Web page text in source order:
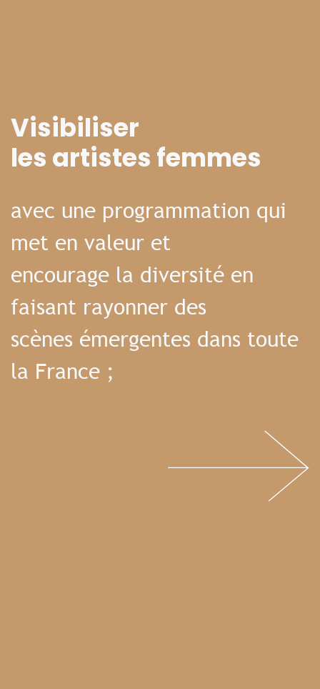
Visibiliser
les artistes femmes
avec une programmation qui
met en valeur et
encourage la diversité en
faisant rayonner des
scènes émergentes dans toute
la France ;